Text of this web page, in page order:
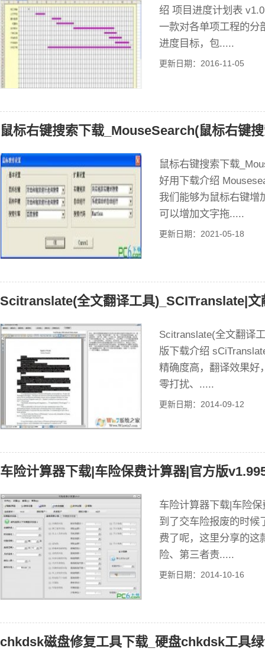
绍 项目进度计划表
一款对各单项工程的分
进度目标，包.....
更新日期：2016-11-05
鼠标右键搜索下载_MouseSearch(鼠标右键
鼠标右键搜索下载
好用下载介绍
我们能够为鼠标右键增
可以增加文字拖.....
更新日期：2021-05-18
Scitranslate(全文翻译工具)_SCITranslate|文
Scitranslate(全文翻译
版下载介绍
精确度高，翻译效果好
零打扰、.....
更新日期：2014-09-12
车险计算器下载|车险保费计算器|官方版
车险计算器下载|车险
到了交车险报废的时候
费了呢，这里分享的这
险、第三者责.....
更新日期：2014-10-16
chkdsk磁盘修复工具下载_硬盘chkdsk工具